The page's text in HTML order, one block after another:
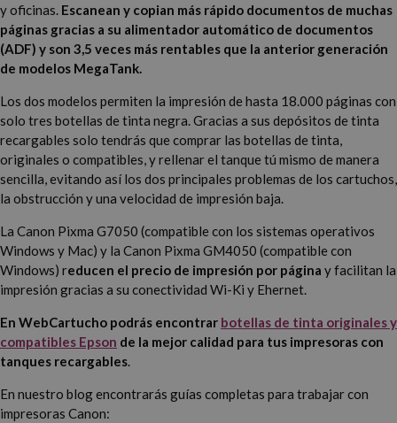
y oficinas. Escanean y copian más rápido documentos de muchas
páginas gracias a su alimentador automático de documentos
(ADF) y son 3,5 veces más rentables que la anterior generación
de modelos MegaTank.
Los dos modelos permiten la impresión de hasta 18.000 páginas con
solo tres botellas de tinta negra. Gracias a sus depósitos de tinta
recargables solo tendrás que comprar las botellas de tinta,
originales o compatibles, y rellenar el tanque tú mismo de manera
sencilla, evitando así los dos principales problemas de los cartuchos,
la obstrucción y una velocidad de impresión baja.
La Canon Pixma G7050 (compatible con los sistemas operativos
Windows y Mac) y la Canon Pixma GM4050 (compatible con
Windows) reducen el precio de impresión por página y facilitan la
impresión gracias a su conectividad Wi-Ki y Ehernet.
En WebCartucho podrás encontrar botellas de tinta originales y
compatibles Epson de la mejor calidad para tus impresoras con
tanques recargables.
En nuestro blog encontrarás guías completas para trabajar con
impresoras Canon: